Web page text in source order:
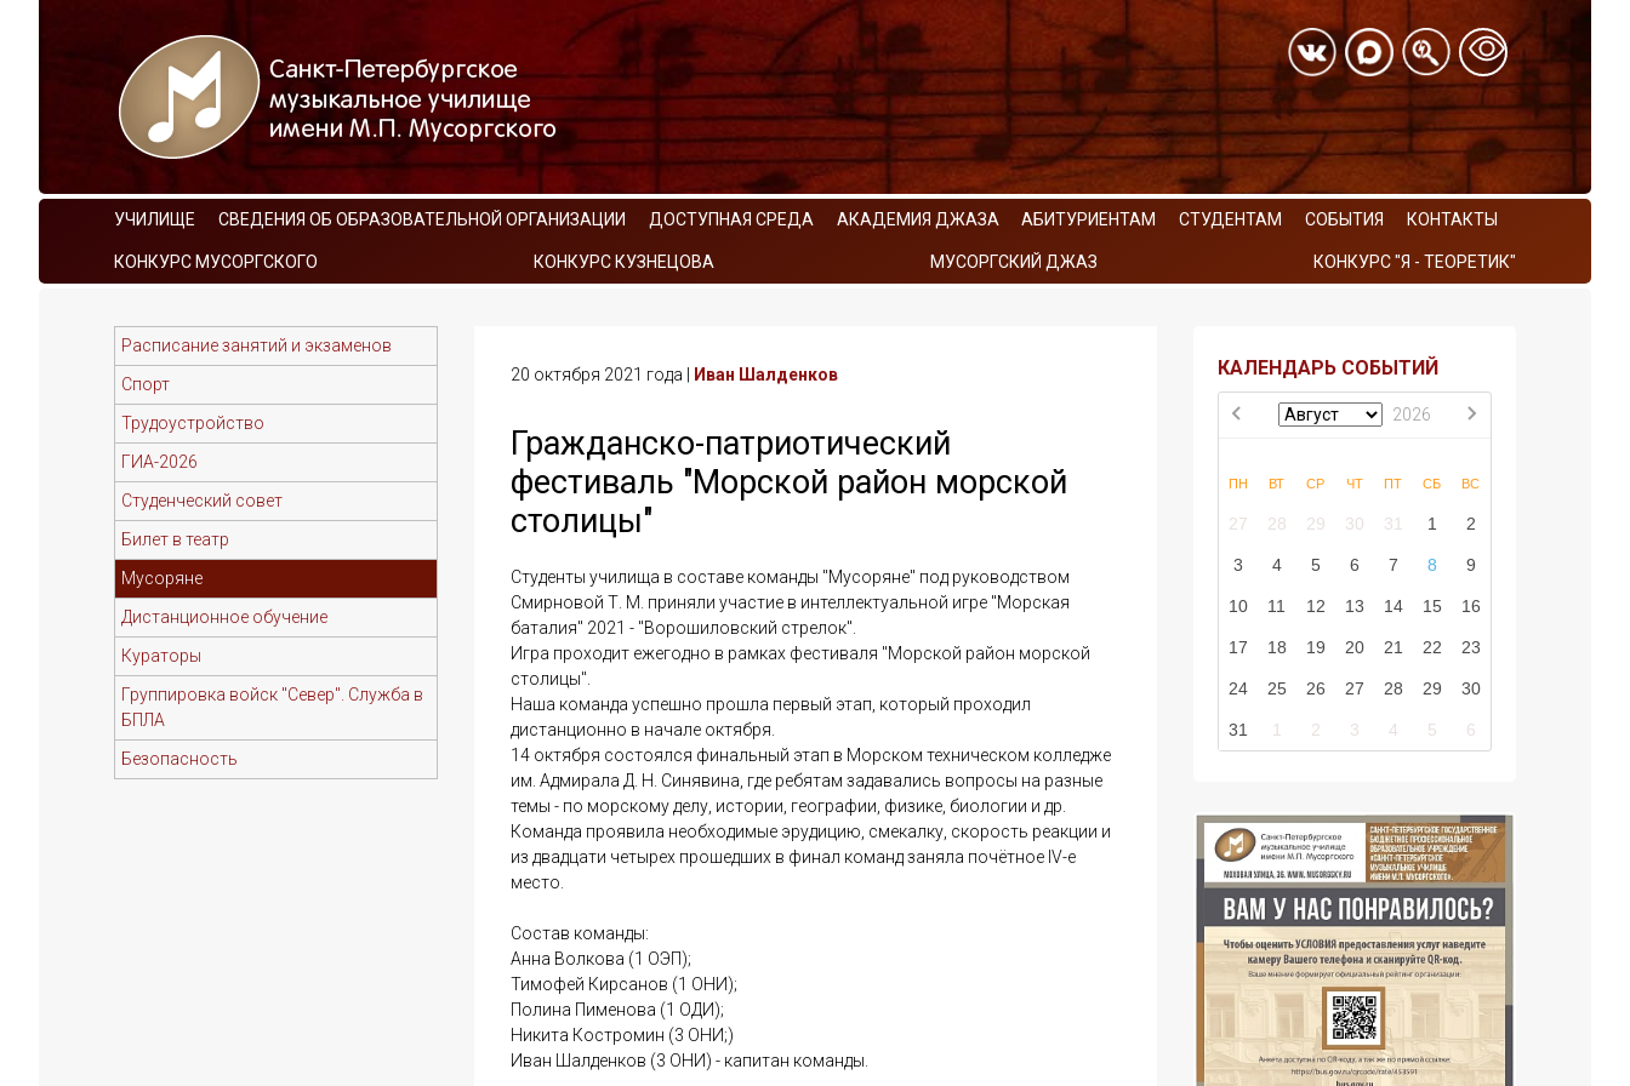
УЧИЛИЩЕ СВЕДЕНИЯ ОБ ОБРАЗОВАТЕЛЬНОЙ ОРГАНИЗАЦИИ ДОСТУПНАЯ СРЕДА АКАДЕМИЯ ДЖАЗА АБИТУРИЕНТАМ СТУДЕНТАМ СОБЫТИЯ КОНТАКТЫ
КОНКУРС МУСОРГСКОГО КОНКУРС КУЗНЕЦОВА МУСОРГСКИЙ ДЖАЗ КОНКУРС "Я - ТЕОРЕТИК"
Расписание занятий и экзаменов
Спорт
Трудоустройство
ГИА-2026
Студенческий совет
Билет в театр
Мусоряне
Дистанционное обучение
Кураторы
Группировка войск "Север". Служба в
БПЛА
Безопасность
20 октября 2021 года | Иван Шалденков
Гражданско-патриотический
фестиваль "Морской район морской
столицы"
Студенты училища в составе команды "Мусоряне" под руководством
Смирновой Т. М. приняли участие в интеллектуальной игре "Морская
баталия" 2021 - "Ворошиловский стрелок".
Игра проходит ежегодно в рамках фестиваля "Морской район морской
столицы".
Наша команда успешно прошла первый этап, который проходил
дистанционно в начале октября.
14 октября состоялся финальный этап в Морском техническом колледже
им. Адмирала Д. Н. Синявина, где ребятам задавались вопросы на разные
темы - по морскому делу, истории, географии, физике, биологии и др.
Команда проявила необходимые эрудицию, смекалку, скорость реакции и
из двадцати четырех прошедших в финал команд заняла почётное IV-е
место.
Состав команды:
Анна Волкова (1 ОЭП);
Тимофей Кирсанов (1 ОНИ);
Полина Пименова (1 ОДИ);
Никита Костромин (3 ОНИ;)
Иван Шалденков (3 ОНИ) - капитан команды.
КАЛЕНДАРЬ СОБЫТИЙ
2026
ПН ВТ СР ЧТ ПТ СБ ВС
27 28 29 30 31 1 2
3 4 5 6 7 8 9
10 11 12 13 14 15 16
17 18 19 20 21 22 23
24 25 26 27 28 29 30
31 1 2 3 4 5 6